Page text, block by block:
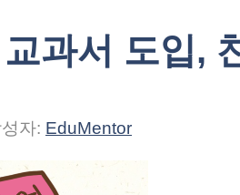
과서 도입,
자: EduMentor